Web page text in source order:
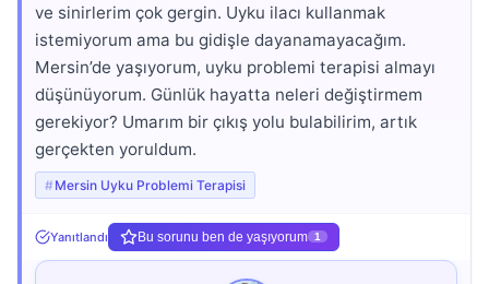
ve sinirlerim çok gergin. Uyku ilacı kullanmak
istemiyorum ama bu gidişle dayanamayacağım.
Mersin’de yaşıyorum, uyku problemi terapisi almayı
düşünüyorum. Günlük hayatta neleri değiştirmem
gerekiyor? Umarım bir çıkış yolu bulabilirim, artık
gerçekten yoruldum.
Mersin Uyku Problemi Terapisi
Yanıtlandı Bu sorunu ben de yaşıyorum 1